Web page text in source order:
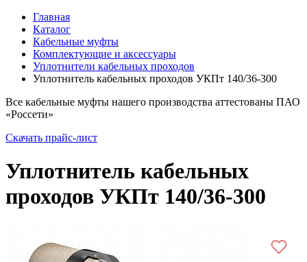
Главная
Каталог
Кабельные муфты
Комплектующие и аксессуары
Уплотнители кабельных проходов
Уплотнитель кабельных проходов УКПт 140/36-300
Все кабельные муфты нашего производства аттестованы ПАО
«Россети»
Скачать прайс-лист
Уплотнитель кабельных
проходов УКПт 140/36-300